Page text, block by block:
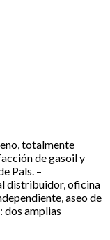
totalmente
de gasoil y
Pals. –
distribuidor, oficina
aseo de
dos amplias